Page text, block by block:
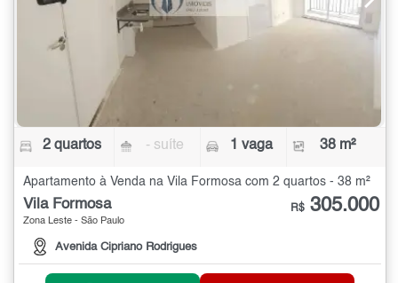
2 quartos - suíte 1 vaga 38 m²
Apartamento à Venda na Vila Formosa com 2 quartos - 38 m²
Vila Formosa
Zona Leste - São Paulo
Avenida Cipriano Rodrigues
R$ 305.000